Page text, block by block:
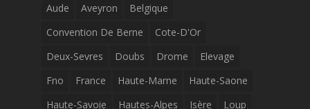
Aude
Aveyron
Belgique
Convention De Berne
Cote-D'Or
Deux-Sevres
Doubs Drome
Elevage
Fno
France Haute-Marne
Haute-Saone
Haute-Savoie
Hautes-Alpes Isère Loup